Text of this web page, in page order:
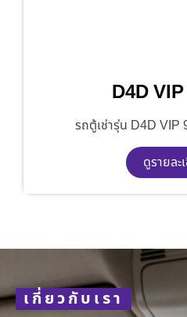
D4D
รถตู้เช่ารุ่น D4D VIP
ดูรายละ
เกี่ยวกับเรา